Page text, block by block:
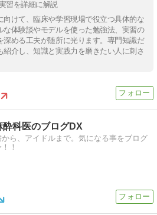
習を詳細に解説
向けて、臨床や学習現場で役立つ具体的な
体験談やモデルを使った勉強法、実習の
深める工夫が随所に光ります。専門知識だ
介し、知識と実践力を磨きたい人に刺さ
酔科医のブログDX
ら、アイドルまで。気になる事をブログ
！